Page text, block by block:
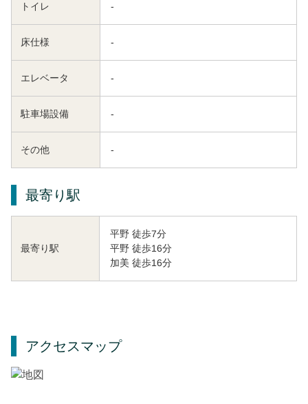
トイレ -
床仕様 -
エレベータ -
駐車場設備 -
その他 -
最寄り駅
最寄り駅
平野 徒歩7分
平野 徒歩16分
加美 徒歩16分
アクセスマップ